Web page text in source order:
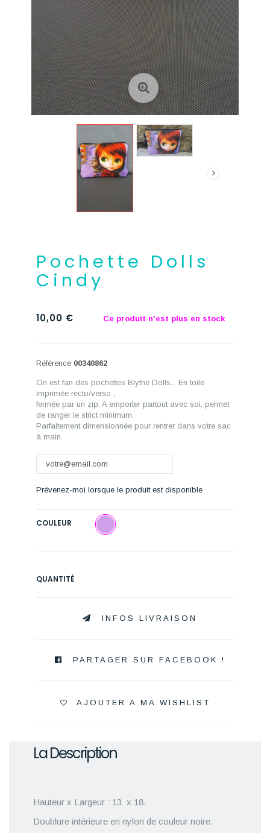
Pochette Dolls
Cindy
10,00 € Ce produit n'est plus en stock
Référence 00340862
On est fan des pochettes Blythe Dolls... En toile
imprimée recto/verso ,
fermée par un zip. A emporter partout avec soi, permet
de ranger le strict minimum.
Parfaitement dimensionnée pour rentrer dans votre sac
à main.
Prévenez-moi lorsque le produit est disponible
COULEUR
QUANTITÉ
INFOS LIVRAISON
PARTAGER SUR FACEBOOK !
AJOUTER A MA WISHLIST
La Description
Hauteur x Largeur : 13 x 18.
Doublure intérieure en nylon de couleur noire.